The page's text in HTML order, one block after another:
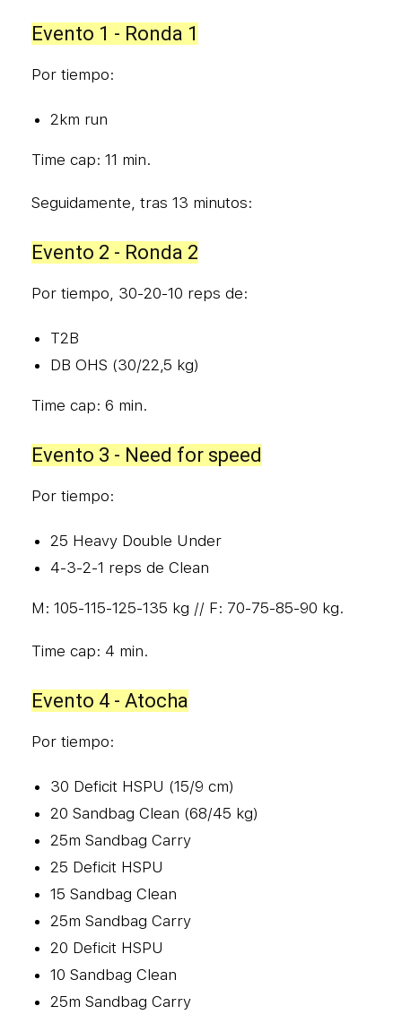
Evento 1 - Ronda 1
Por tiempo:
2km run
Time cap: 11 min.
Seguidamente, tras 13 minutos:
Evento 2 - Ronda 2
Por tiempo, 30-20-10 reps de:
T2B
DB OHS (30/22,5 kg)
Time cap: 6 min.
Evento 3 - Need for speed
Por tiempo:
25 Heavy Double Under
4-3-2-1 reps de Clean
M: 105-115-125-135 kg // F: 70-75-85-90 kg.
Time cap: 4 min.
Evento 4 - Atocha
Por tiempo:
30 Deficit HSPU (15/9 cm)
20 Sandbag Clean (68/45 kg)
25m Sandbag Carry
25 Deficit HSPU
15 Sandbag Clean
25m Sandbag Carry
20 Deficit HSPU
10 Sandbag Clean
25m Sandbag Carry